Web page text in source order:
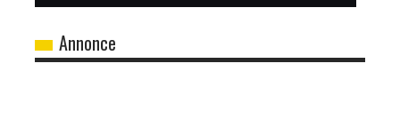
Annonce